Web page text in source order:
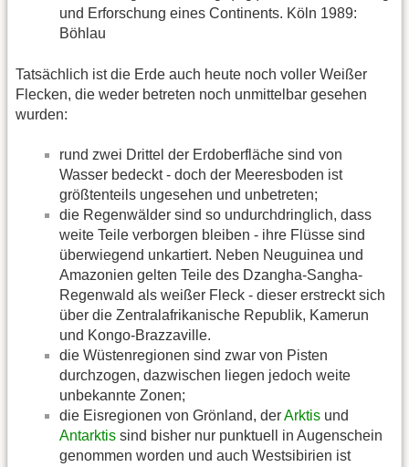
und Erforschung eines Continents. Köln 1989:
Böhlau
Tatsächlich ist die Erde auch heute noch voller Weißer
Flecken, die weder betreten noch unmittelbar gesehen
wurden:
rund zwei Drittel der Erdoberfläche sind von
Wasser bedeckt - doch der Meeresboden ist
größtenteils ungesehen und unbetreten;
die Regenwälder sind so undurchdringlich, dass
weite Teile verborgen bleiben - ihre Flüsse sind
überwiegend unkartiert. Neben Neuguinea und
Amazonien gelten Teile des Dzangha-Sangha-
Regenwald als weißer Fleck - dieser erstreckt sich
über die Zentralafrikanische Republik, Kamerun
und Kongo-Brazzaville.
die Wüstenregionen sind zwar von Pisten
durchzogen, dazwischen liegen jedoch weite
unbekannte Zonen;
die Eisregionen von Grönland, derArktis und
Antarktis sind bisher nur punktuell in Augenschein
genommen worden und auch Westsibirien ist